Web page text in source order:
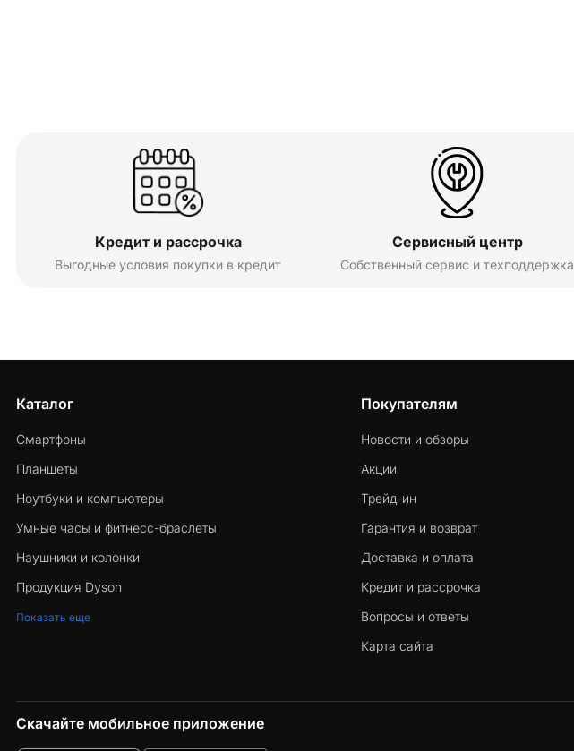
Кредит и рассрочка
Выгодные условия покупки в кредит
Сервисный центр
Собственный сервис и техподдержка
Каталог
Смартфоны
Планшеты
Ноутбуки и компьютеры
Умные часы и фитнесс-браслеты
Наушники и колонки
Продукция Dyson
Показать еще
Покупателям
Новости и обзоры
Акции
Трейд-ин
Гарантия и возврат
Доставка и оплата
Кредит и рассрочка
Вопросы и ответы
Карта сайта
Скачайте мобильное приложение